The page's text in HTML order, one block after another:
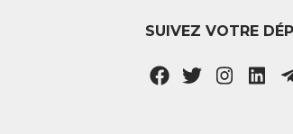
SUIVEZ VOTRE